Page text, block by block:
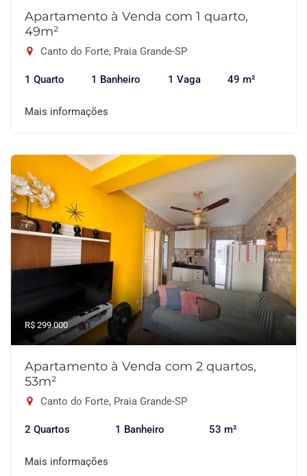
Apartamento à Venda com 1 quarto,
49m²
Canto do Forte, Praia Grande-SP
1 Quarto 1 Banheiro 1 Vaga 49 m²
Mais informações
R$ 299.000
Apartamento à Venda com 2 quartos,
53m²
Canto do Forte, Praia Grande-SP
2 Quartos 1 Banheiro 53 m²
Mais informações